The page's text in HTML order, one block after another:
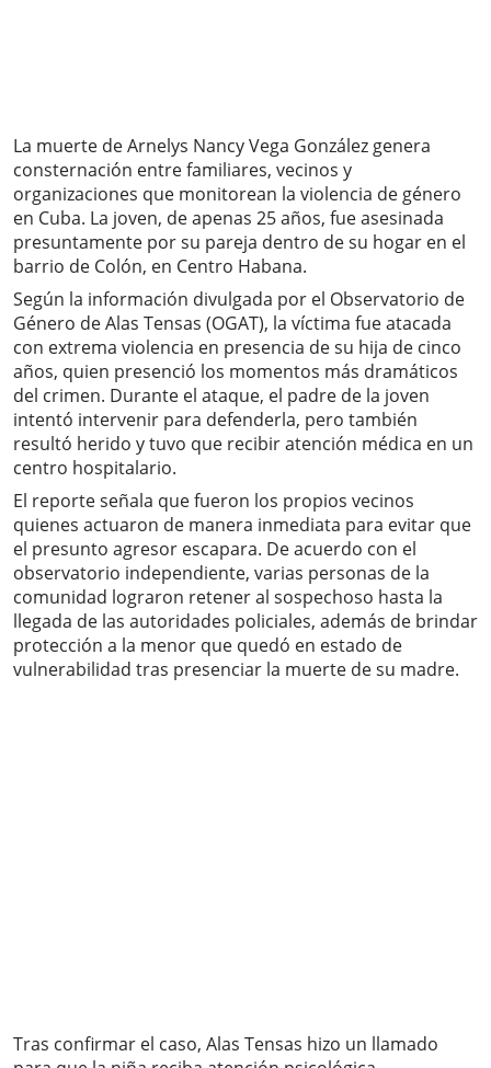
La muerte de Arnelys Nancy Vega González genera
consternación entre familiares, vecinos y
organizaciones que monitorean la violencia de género
en Cuba. La joven, de apenas 25 años, fue asesinada
presuntamente por su pareja dentro de su hogar en el
barrio de Colón, en Centro Habana.
Según la información divulgada por el Observatorio de
Género de Alas Tensas (OGAT), la víctima fue atacada
con extrema violencia en presencia de su hija de cinco
años, quien presenció los momentos más dramáticos
del crimen. Durante el ataque, el padre de la joven
intentó intervenir para defenderla, pero también
resultó herido y tuvo que recibir atención médica en un
centro hospitalario.
El reporte señala que fueron los propios vecinos
quienes actuaron de manera inmediata para evitar que
el presunto agresor escapara. De acuerdo con el
observatorio independiente, varias personas de la
comunidad lograron retener al sospechoso hasta la
llegada de las autoridades policiales, además de brindar
protección a la menor que quedó en estado de
vulnerabilidad tras presenciar la muerte de su madre.
Tras confirmar el caso, Alas Tensas hizo un llamado